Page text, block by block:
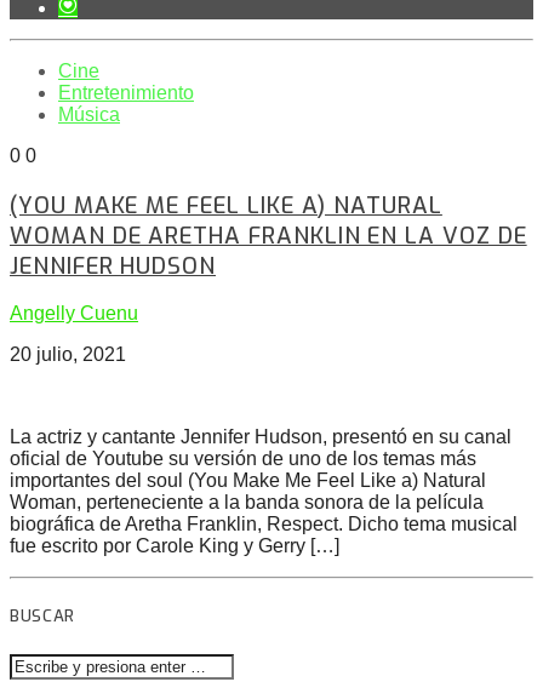
Cine
Entretenimiento
Música
0 0
(YOU MAKE ME FEEL LIKE A) NATURAL
WOMAN DE ARETHA FRANKLIN EN LA VOZ DE
JENNIFER HUDSON
Angelly Cuenu
20 julio, 2021
La actriz y cantante Jennifer Hudson, presentó en su canal
oficial de Youtube su versión de uno de los temas más
importantes del soul (You Make Me Feel Like a) Natural
Woman, perteneciente a la banda sonora de la película
biográfica de Aretha Franklin, Respect. Dicho tema musical
fue escrito por Carole King y Gerry […]
BUSCAR